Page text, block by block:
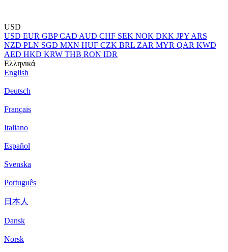
USD
USD EUR GBP CAD AUD CHF SEK NOK DKK JPY ARS
NZD PLN SGD MXN HUF CZK BRL ZAR MYR QAR KWD
AED HKD KRW THB RON IDR
Ελληνικά
English
Deutsch
Français
Italiano
Español
Svenska
Português
日本人
Dansk
Norsk